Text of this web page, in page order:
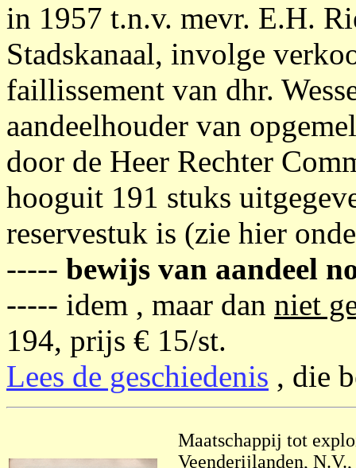
in 1957 t.n.v. mevr. E.H.
Stadskanaal, involge
faillissement van dhr.
aandeelhouder van
door de Heer Rechter
hooguit 191 stuks
reservestuk is (zie hier
----- bewijs van aandeel
----- idem , maar dan niet
194, prijs € 15/st.
Lees de geschiedenis , die
Maatschappij tot
Veenderijlanden, N.V.,